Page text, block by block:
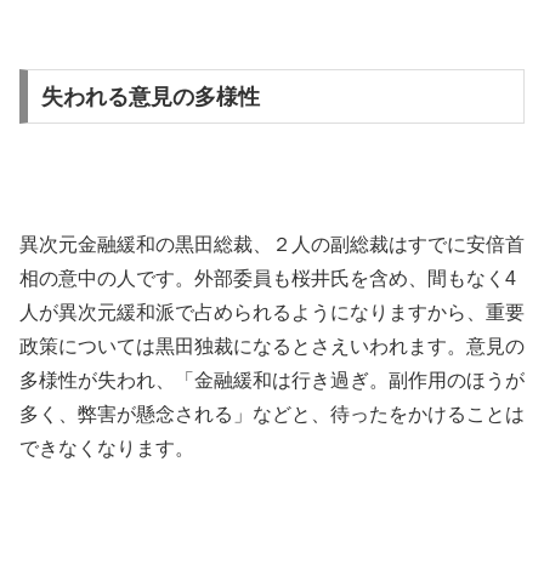
失われる意見の多様性
異次元金融緩和の黒田総裁、２人の副総裁はすでに安倍首
相の意中の人です。外部委員も桜井氏を含め、間もなく4
人が異次元緩和派で占められるようになりますから、重要
政策については黒田独裁になるとさえいわれます。意見の
多様性が失われ、「金融緩和は行き過ぎ。副作用のほうが
多く、弊害が懸念される」などと、待ったをかけることは
できなくなります。